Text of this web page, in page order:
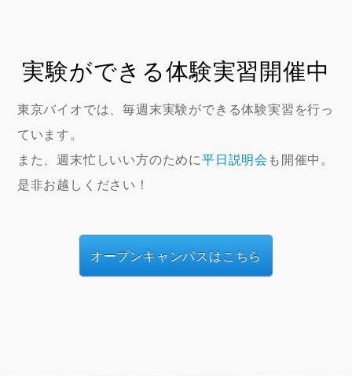
実験ができる体験実習開催中
東京バイオでは、毎週末実験ができる体験実習を行っ
ています。
また、週末忙しいい方のために平日説明会 も開催中。
是非お越しください！
オープンキャンパスはこちら